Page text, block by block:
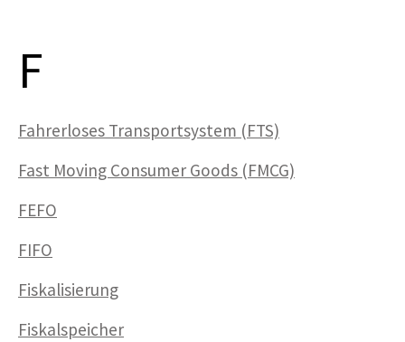
F
Fahrerloses Transportsystem (FTS)
Fast Moving Consumer Goods (FMCG)
FEFO
FIFO
Fiskalisierung
Fiskalspeicher